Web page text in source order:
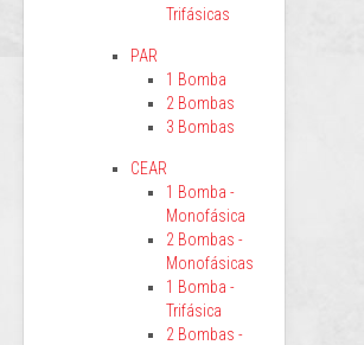
Trifásicas
PAR
1 Bomba
2 Bombas
3 Bombas
CEAR
1 Bomba -
Monofásica
2 Bombas -
Monofásicas
1 Bomba -
Trifásica
2 Bombas -